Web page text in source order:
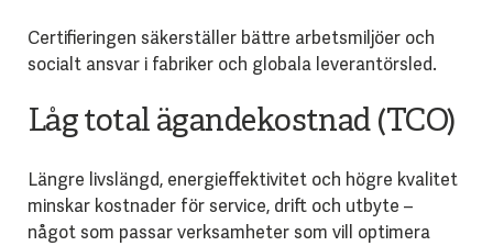
Certifieringen säkerställer bättre arbetsmiljöer och
socialt ansvar i fabriker och globala leverantörsled.
Låg total ägandekostnad (TCO)
Längre livslängd, energieffektivitet och högre kvalitet
minskar kostnader för service, drift och utbyte –
något som passar verksamheter som vill optimera